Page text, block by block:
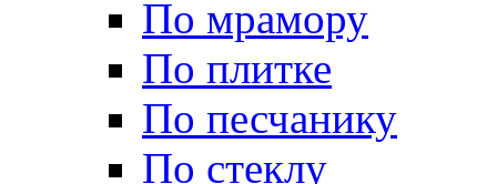
По мрамору
По плитке
По песчанику
По стеклу